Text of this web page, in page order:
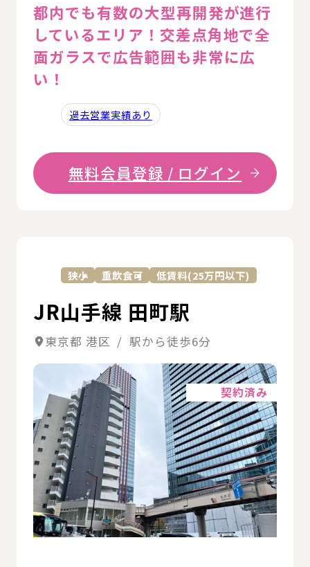
都内でも有数の大型再開発が進行
しているエリア！交差点角地で全
面ガラスで広告範囲も非常に広
い！
過去営業実績あり
無料会員登録 / ログイン
狭小 重飲食可 低賃料(25万円以下)
JR山手線 田町駅
東京都 港区 / 駅から徒歩6分
契約済み